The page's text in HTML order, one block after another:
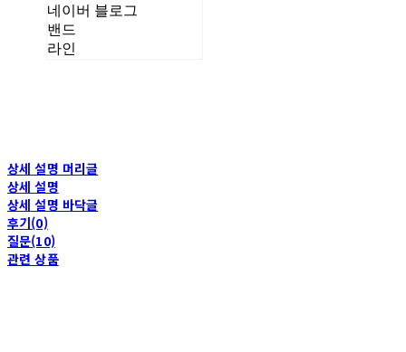
네이버 블로그
밴드
라인
상세 설명 머리글
상세 설명
상세 설명 바닥글
후기(0)
질문(10)
관련 상품